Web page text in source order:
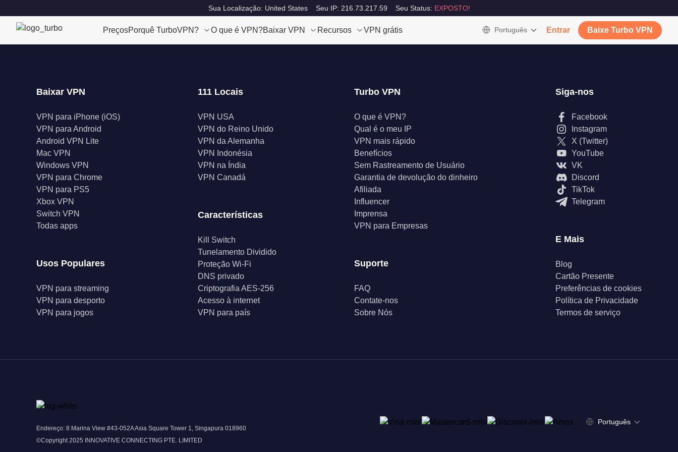
Sua Localização: United States Seu IP: 216.73.217.59 Seu Status: EXPOSTO!
PreçosPorquê TurboVPN? O que é VPN?Baixar VPN Recursos VPN grátis Português Entrar Baixe Turbo VPN
Baixar VPN
VPN para iPhone (iOS)
VPN para Android
Android VPN Lite
Mac VPN
Windows VPN
VPN para Chrome
VPN para PS5
Xbox VPN
Switch VPN
Todas apps
Usos Populares
VPN para streaming
VPN para desporto
VPN para jogos
111 Locais
VPN USA
VPN do Reino Unido
VPN da Alemanha
VPN Indonésia
VPN na Índia
VPN Canadá
Características
Kill Switch
Tunelamento Dividido
Proteção Wi-Fi
DNS privado
Criptografia AES-256
Acesso à internet
VPN para país
Turbo VPN
O que é VPN?
Qual é o meu IP
VPN mais rápido
Benefícios
Sem Rastreamento de Usuário
Garantia de devolução do dinheiro
Afiliada
Influencer
Imprensa
VPN para Empresas
Suporte
FAQ
Contate-nos
Sobre Nós
Siga-nos
Facebook
Instagram
X (Twitter)
YouTube
VK
Discord
TikTok
Telegram
E Mais
Blog
Cartão Presente
Preferências de cookies
Política de Privacidade
Termos de serviço
Endereço: 8 Marina View #43-052A Asia Square Tower 1, Singapura 018960
©Copyright 2025 INNOVATIVE CONNECTING PTE. LIMITED
Português